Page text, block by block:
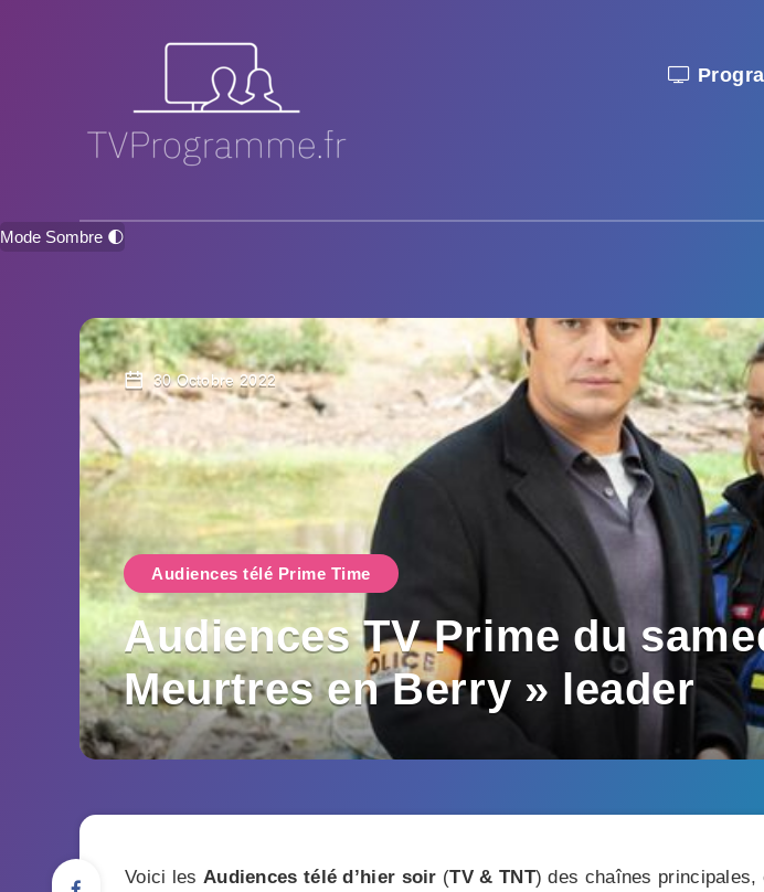
Mode Sombre 🌓
30 Octobre 2022
Audiences télé Prime Time
Audiences TV Prime du
Meurtres en Berry » leader
Voici les Audiences télé d’hier soir (TV & TNT) des chaînes